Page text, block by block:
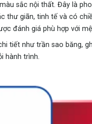
sắc nội thất. Đây là
thư giãn, tinh tế và có
đánh giá phù hợp với
tiết như trần sao băng,
hành trình.